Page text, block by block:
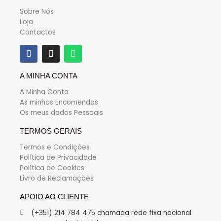
Sobre Nós
Loja
Contactos
A MINHA CONTA
A Minha Conta
As minhas Encomendas
Os meus dados Pessoais
TERMOS GERAIS
Termos e Condições
Política de Privacidade
Política de Cookies
Livro de Reclamações
APOIO AO CLIENTE
(+351) 214 784 475 chamada rede fixa nacional